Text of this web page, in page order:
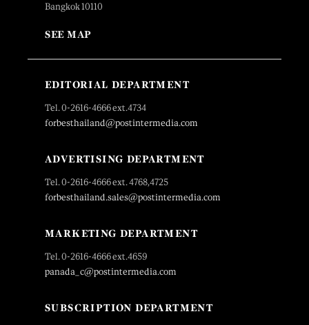
Bangkok 10110
SEE MAP
EDITORIAL DEPARTMENT
Tel. 0-2616-4666 ext.4734
forbesthailand@postintermedia.com
ADVERTISING DEPARTMENT
Tel. 0-2616-4666 ext. 4768,4725
forbesthailand.sales@postintermedia.com
MARKETING DEPARTMENT
Tel. 0-2616-4666 ext.4659
panada_c@postintermedia.com
SUBSCRIPTION DEPARTMENT